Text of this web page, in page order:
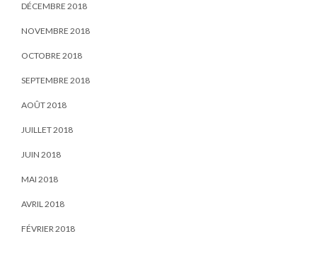
DÉCEMBRE 2018
NOVEMBRE 2018
OCTOBRE 2018
SEPTEMBRE 2018
AOÛT 2018
JUILLET 2018
JUIN 2018
MAI 2018
AVRIL 2018
FÉVRIER 2018